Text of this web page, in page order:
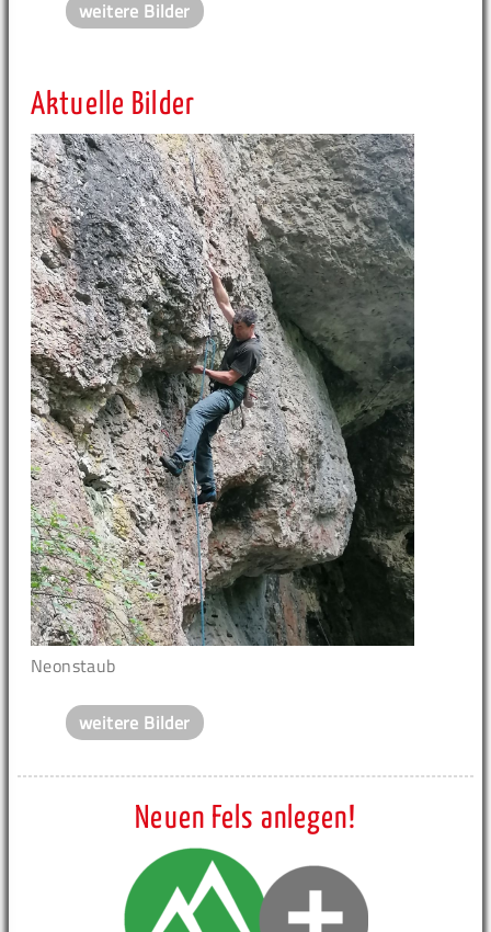
weitere Bilder
Aktuelle Bilder
Neonstaub
weitere Bilder
Neuen Fels anlegen!